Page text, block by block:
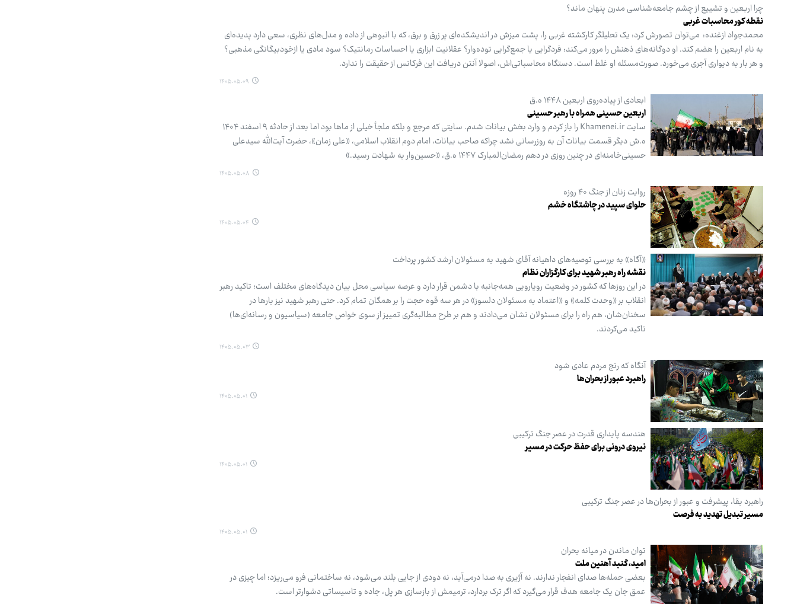
چرا اربعین و تشییع از چشم جامعه‌شناسی مدرن پنهان ماند؟
نقطه کور محاسبات غربی
محمدجواد ازغنده: می‌توان تصورش کرد: یک تحلیلگر کارکشته غربی را، پشت میزش در اندیشکده‌ای پر زرق و برق، که با انبوهی از داده و مدل‌های نظری، سعی دارد پدیده‌ای
به نام اربعین را هضم کند. او دوگانه‌های ذهنش را مرور می‌کند: فردگرایی یا جمع‌گرایی توده‌وار؟ عقلانیت ابزاری یا احساسات رمانتیک؟ سود مادی یا ازخودبیگانگی مذهبی؟
و هر بار به دیواری آجری می‌خورد. صورت‌مسئله او غلط است. دستگاه محاسباتی‌اش، اصولا آنتن دریافت این فرکانس از حقیقت را ندارد.
۱۴۰۵.۰۵.۰۹
ابعادی از پیاده‌روی اربعین ۱۴۴۸ ه.ق
اربعین حسینی همراه با رهبر حسینی
سایت Khamenei.ir را باز کردم و وارد بخش بیانات شدم. سایتی که مرجع و بلکه ملجأ خیلی از ماها بود اما بعد از حادثه ۹ اسفند ۱۴۰۴
ه.ش دیگر قسمت بیانات آن به روزرسانی نشد چراکه صاحب بیانات، امام دوم انقلاب اسلامی، «علی زمان»، حضرت آیت‌الله سیدعلی
حسینی‌خامنه‌ای در چنین روزی در دهم رمضان‌المبارک ۱۴۴۷ ه.ق، «حسین‌وار به شهادت رسید.»
۱۴۰۵.۰۵.۰۸
روایت زنان از جنگ ۴۰ روزه
حلوای سپید در چاشتگاه خشم
۱۴۰۵.۰۵.۰۴
«آگاه» به بررسی توصیه‌های داهیانه‌ آقای شهید به مسئولان ارشد کشور پرداخت
نقشه راه رهبر شهید برای کارگزاران نظام
در این روزها که کشور در وضعیت رویارویی همه‌جانبه با دشمن قرار دارد و عرصه سیاسی محل بیان دیدگاه‌های مختلف است؛ تاکید رهبر
انقلاب بر «وحدت کلمه» و «اعتماد به مسئولان دلسوز» در هر سه قوه حجت را بر همگان تمام کرد. حتی رهبر شهید نیز بارها در
سخنان‌شان، هم راه را برای مسئولان نشان می‌دادند و هم بر طرح مطالبه‌گری تمییز از سوی خواص جامعه (سیاسیون و رسانه‌ای‌ها)
تاکید می‌کردند.
۱۴۰۵.۰۵.۰۳
آنگاه که رنج مردم عادی شود
راهبرد عبور از بحران‌ها
۱۴۰۵.۰۵.۰۱
هندسه پایداری قدرت در عصر جنگ ترکیبی
نیروی درونی برای حفظ حرکت در مسیر
۱۴۰۵.۰۵.۰۱
راهبرد بقا، پیشرفت و عبور از بحران‌ها در عصر جنگ ترکیبی
مسیر تبدیل تهدید به فرصت
۱۴۰۵.۰۵.۰۱
توان ماندن در میانه بحران
امید، گنبد آهنین ملت
بعضی حمله‌ها صدای انفجار ندارند. نه آژیری به صدا درمی‌آید، نه دودی از جایی بلند می‌شود، نه ساختمانی فرو می‌ریزد؛ اما چیزی در
عمق جان یک جامعه هدف قرار می‌گیرد که اگر ترک بردارد، ترمیمش از بازسازی هر پل، جاده و تاسیساتی دشوارتر است.